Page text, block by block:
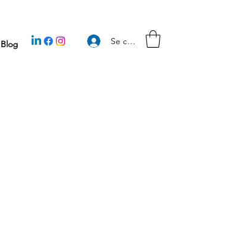
Blog Se connecter